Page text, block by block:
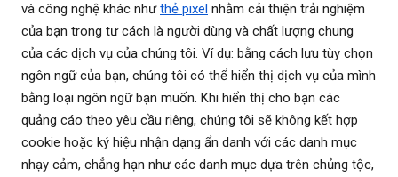
và công nghệ khác nhưthẻ pixel nhằm cải thiện trải nghiệm
của bạn trong tư cách là người dùng và chất lượng chung
của các dịch vụ của chúng tôi. Ví dụ: bằng cách lưu tùy chọn
ngôn ngữ của bạn, chúng tôi có thể hiển thị dịch vụ của mình
bằng loại ngôn ngữ bạn muốn. Khi hiển thị cho bạn các
quảng cáo theo yêu cầu riêng, chúng tôi sẽ không kết hợp
cookie hoặc ký hiệu nhận dạng ẩn danh với các danh mục
nhạy cảm, chẳng hạn như các danh mục dựa trên chủng tộc,